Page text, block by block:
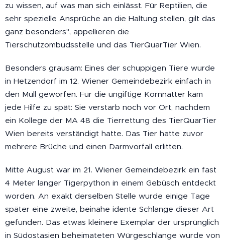
zu wissen, auf was man sich einlässt. Für Reptilien, die
sehr spezielle Ansprüche an die Haltung stellen, gilt das
ganz besonders", appellieren die
Tierschutzombudsstelle und das TierQuarTier Wien.
Besonders grausam: Eines der schuppigen Tiere wurde
in Hetzendorf im 12. Wiener Gemeindebezirk einfach in
den Müll geworfen. Für die ungiftige Kornnatter kam
jede Hilfe zu spät: Sie verstarb noch vor Ort, nachdem
ein Kollege der MA 48 die Tierrettung des TierQuarTier
Wien bereits verständigt hatte. Das Tier hatte zuvor
mehrere Brüche und einen Darmvorfall erlitten.
Mitte August war im 21. Wiener Gemeindebezirk ein fast
4 Meter langer Tigerpython in einem Gebüsch entdeckt
worden. An exakt derselben Stelle wurde einige Tage
später eine zweite, beinahe idente Schlange dieser Art
gefunden. Das etwas kleinere Exemplar der ursprünglich
in Südostasien beheimateten Würgeschlange wurde von